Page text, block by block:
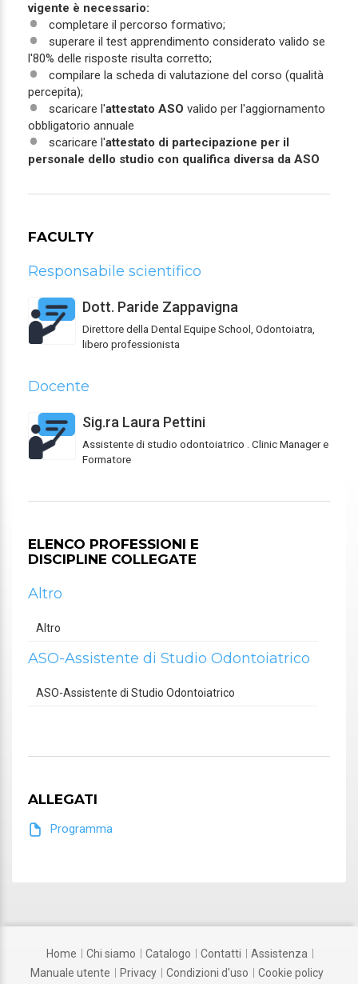
vigente è necessario:
completare il percorso formativo;
superare il test apprendimento considerato valido se
l'80% delle risposte risulta corretto;
compilare la scheda di valutazione del corso (qualità
percepita);
scaricare l'attestato ASO valido per l'aggiornamento
obbligatorio annuale
scaricare l'attestato di partecipazione per il
personale dello studio con qualifica diversa da ASO
FACULTY
Responsabile scientifico
Dott. Paride Zappavigna
Direttore della Dental Equipe School, Odontoiatra,
libero professionista
Docente
Sig.ra Laura Pettini
Assistente di studio odontoiatrico . Clinic Manager e
Formatore
ELENCO PROFESSIONI E
DISCIPLINE COLLEGATE
Altro
Altro
ASO-Assistente di Studio Odontoiatrico
ASO-Assistente di Studio Odontoiatrico
ALLEGATI
Programma
home chi siamo catalogo contatti
assistenza
manuale utente
privacy condizioni d'uso cookie policy